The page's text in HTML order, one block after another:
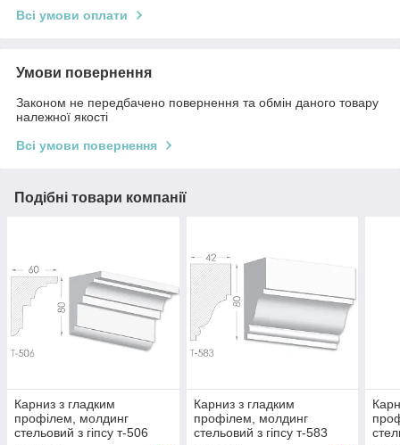
Всі умови оплати
Умови повернення
Законом не передбачено повернення та обмін даного товару
належної якості
Всі умови повернення
Подібні товари компанії
Карниз з гладким
профілем, молдинг
стельовий з гіпсу т-506
Карниз з гладким
профілем, молдинг
стельовий з гіпсу т-583